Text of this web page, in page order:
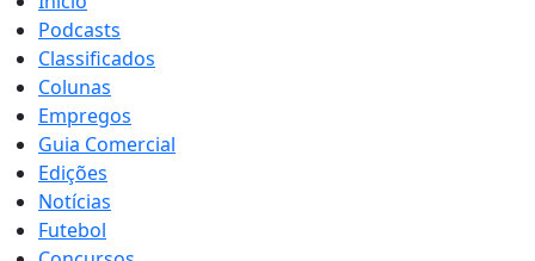
Podcasts
Classificados
Colunas
Empregos
Guia Comercial
Edições
Notícias
Futebol